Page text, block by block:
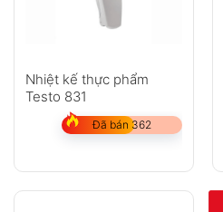
Nhiệt kế thực phẩm
Testo 831
Đã bán 362